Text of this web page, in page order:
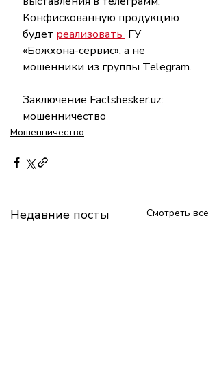
Конфискованную продукцию
будет реализовать ГУ
«Божхона-сервис», а не
мошенники из группы Telegram.
Заключение Factshesker.uz:
мошенничество
Мошенничество
Недавние посты Смотреть все